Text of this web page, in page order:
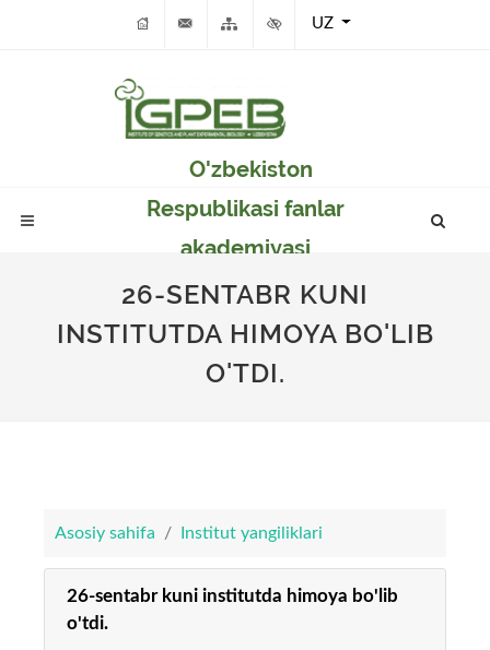
UZ
O'zbekiston
Respublikasi fanlar
akademiyasi
Genetika va o'simlikar
eksperimental
biologiyasi instituti
26-SENTABR KUNI
INSTITUTDA HIMOYA BO'LIB
O'TDI.
Asosiy sahifa Institut yangiliklari
26-sentabr kuni institutda himoya bo'lib
o'tdi.